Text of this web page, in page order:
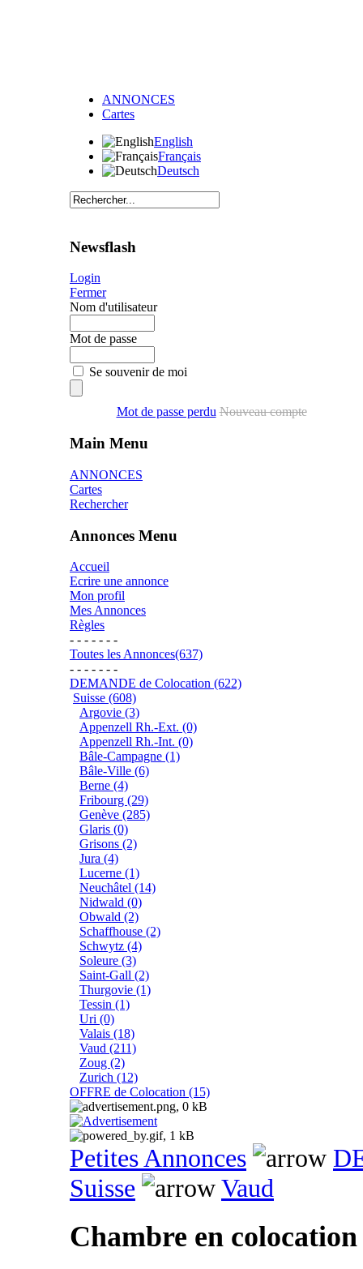
ANNONCES
Cartes
English
Français
Deutsch
Newsflash
Login
Fermer
Nom d'utilisateur
Mot de passe
Se souvenir de moi
Mot de passe perdu Nouveau compte
Main Menu
ANNONCES
Cartes
Rechercher
Annonces Menu
Accueil
Ecrire une annonce
Mon profil
Mes Annonces
Règles
- - - - - - -
Toutes les Annonces(637)
- - - - - - -
DEMANDE de Colocation (622)
Suisse (608)
Argovie (3)
Appenzell Rh.-Ext. (0)
Appenzell Rh.-Int. (0)
Bâle-Campagne (1)
Bâle-Ville (6)
Berne (4)
Fribourg (29)
Genève (285)
Glaris (0)
Grisons (2)
Jura (4)
Lucerne (1)
Neuchâtel (14)
Nidwald (0)
Obwald (2)
Schaffhouse (2)
Schwytz (4)
Soleure (3)
Saint-Gall (2)
Thurgovie (1)
Tessin (1)
Uri (0)
Valais (18)
Vaud (211)
Zoug (2)
Zurich (12)
OFFRE de Colocation (15)
Petites Annonces
Suisse
Vaud
Chambre en colocation